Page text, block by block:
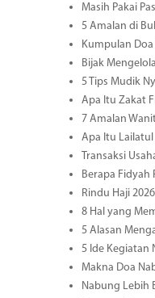
Masih Pakai
5 Amalan di
Kumpulan
Bijak
5 Tips Mudik
Apa Itu Zakat
7 Amalan
Apa Itu Lailatul
Transaksi
Berapa Fidyah
Rindu Haji
8 Hal yang
5 Alasan
5 Ide Kegiatan
Makna Doa
Nabung Lebih